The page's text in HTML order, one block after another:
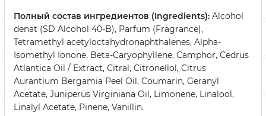
Полный состав ингредиентов (Ingredients): Alcohol
denat (SD Alcohol 40-B), Parfum (Fragrance),
Tetramethyl acetyloctahydronaphthalenes, Alpha-
Isomethyl Ionone, Beta-Caryophyllene, Camphor, Cedrus
Atlantica Oil / Extract, Citral, Citronellol, Citrus
Aurantium Bergamia Peel Oil, Coumarin, Geranyl
Acetate, Juniperus Virginiana Oil, Limonene, Linalool,
Linalyl Acetate, Pinene, Vanillin.